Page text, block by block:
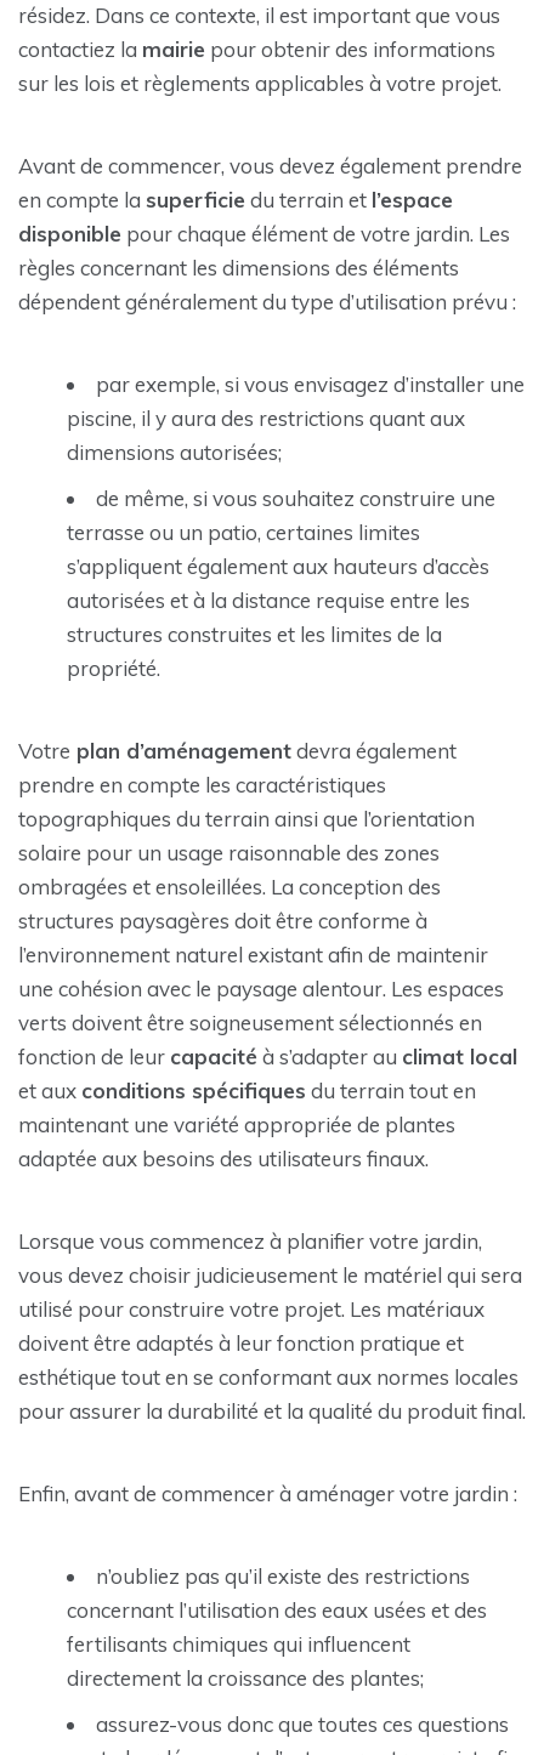
résidez. Dans ce contexte, il est important que vous
contactiez la mairie pour obtenir des informations
sur les lois et règlements applicables à votre projet.
Avant de commencer, vous devez également prendre
en compte la superficie du terrain et l’espace
disponible pour chaque élément de votre jardin. Les
règles concernant les dimensions des éléments
dépendent généralement du type d’utilisation prévu :
par exemple, si vous envisagez d’installer une
piscine, il y aura des restrictions quant aux
dimensions autorisées;
de même, si vous souhaitez construire une
terrasse ou un patio, certaines limites
s’appliquent également aux hauteurs d’accès
autorisées et à la distance requise entre les
structures construites et les limites de la
propriété.
Votre plan d’aménagementdevra également
prendre en compte les caractéristiques
topographiques du terrain ainsi que l’orientation
solaire pour un usage raisonnable des zones
ombragées et ensoleillées. La conception des
structures paysagères doit être conforme à
l’environnement naturel existant afin de maintenir
une cohésion avec le paysage alentour. Les espaces
verts doivent être soigneusement sélectionnés en
fonction de leur capacité à s’adapter au climat local
et aux conditions spécifiques du terrain tout en
maintenant une variété appropriée de plantes
adaptée aux besoins des utilisateurs finaux.
Lorsque vous commencez à planifier votre jardin,
vous devez choisir judicieusement le matériel qui sera
utilisé pour construire votre projet. Les matériaux
doivent être adaptés à leur fonction pratique et
esthétique tout en se conformant aux normes locales
pour assurer la durabilité et la qualité du produit final.
Enfin, avant de commencer à aménager votre jardin :
n’oubliez pas qu’il existe des restrictions
concernant l’utilisation des eaux usées et des
fertilisants chimiques qui influencent
directement la croissance des plantes;
assurez-vous donc que toutes ces questions